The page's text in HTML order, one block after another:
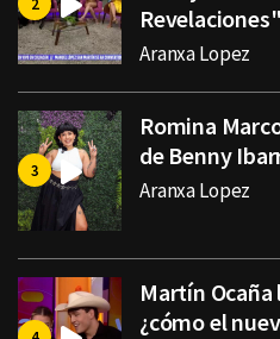
Revelaciones"
Aranxa Lopez
Romina
de Benny
Aranxa Lopez
Martín
¿cómo el